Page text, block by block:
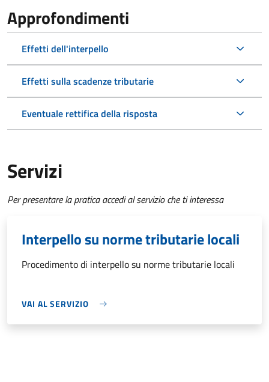
Approfondimenti
Effetti dell'interpello
Effetti sulla scadenze tributarie
Eventuale rettifica della risposta
Servizi
Per presentare la pratica accedi al servizio che ti interessa
Interpello su norme tributarie locali
Procedimento di interpello su norme tributarie locali
VAI AL SERVIZIO